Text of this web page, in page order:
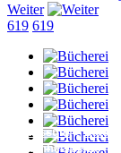
Weiter
619 619
Impressum+
"neuenheerse.de"